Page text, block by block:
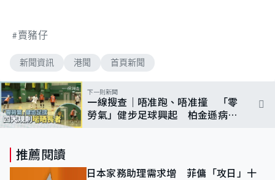
賣豬仔
新聞資訊 港聞 首頁新聞
下一則新聞
一線搜查｜唔准跑、唔准撞 「零
勞氣」健步足球興起 柏金遜病友
推薦閱讀
日本家務助理需求增 菲傭「攻日」十